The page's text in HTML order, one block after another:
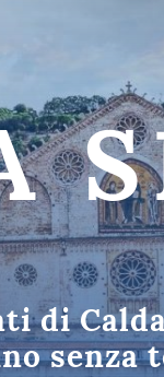
Venezia-Giulia
di
senza